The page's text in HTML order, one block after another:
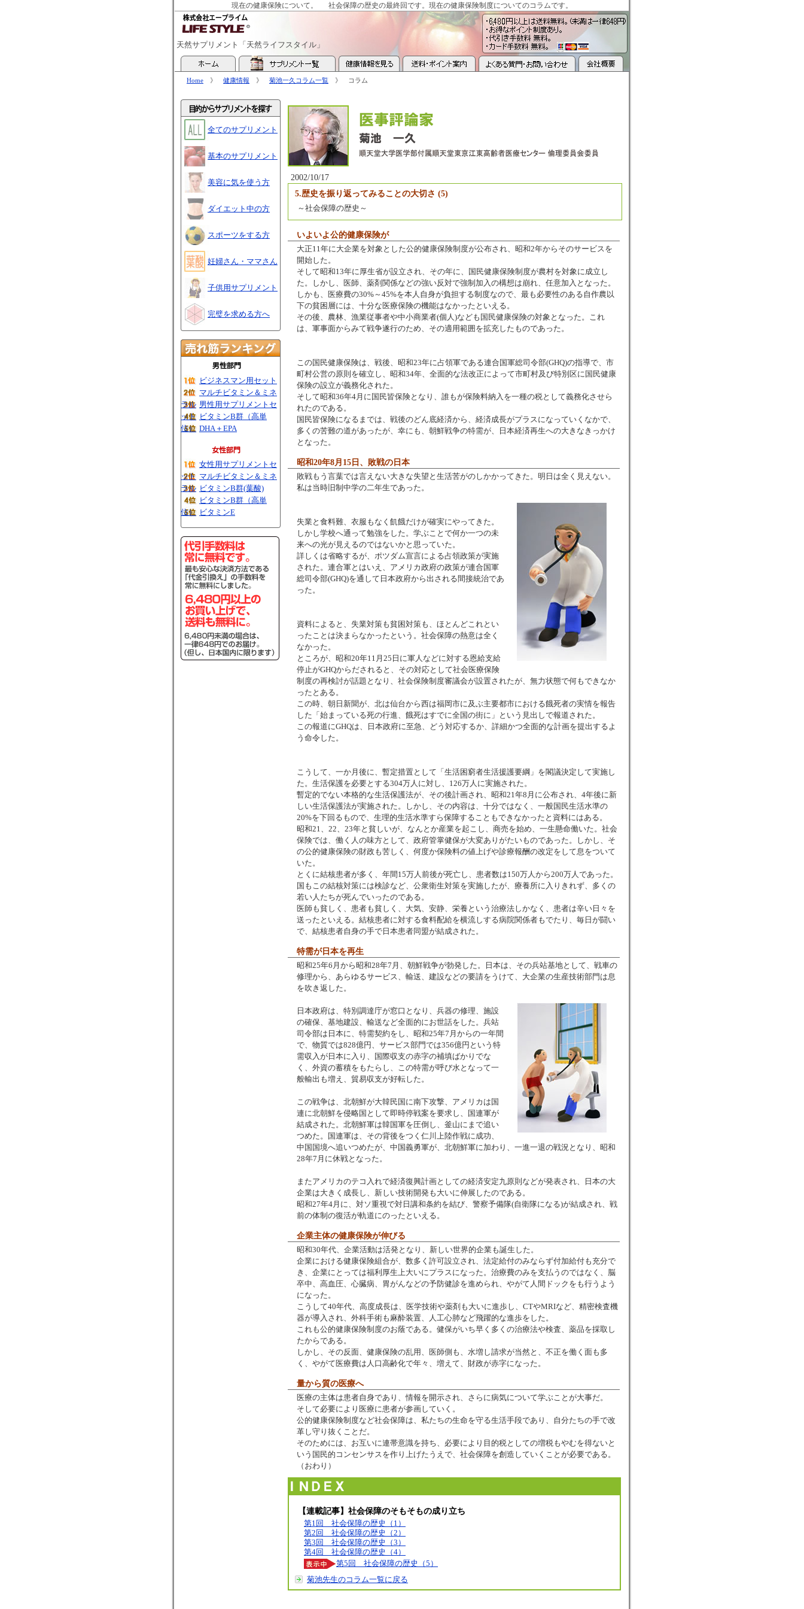
現在の健康保険について。 社会保障の歴史の最終回です。現在の健康保険制度についてのコラムです。
天然サプリメント「天然ライフスタイル」
Home 》 健康情報 》 菊池一久コラム一覧 》 コラム
2002/10/17
5.歴史を振り返ってみることの大切さ (5)
～社会保障の歴史～
いよいよ公的健康保険が
大正11年に大企業を対象とした公的健康保険制度が公布され、昭和2年からそのサービスを
開始した。
そして昭和13年に厚生省が設立され、その年に、国民健康保険制度が農村を対象に成立し
た。しかし、医師、薬剤関係などの強い反対で強制加入の構想は崩れ、任意加入となった。
しかも、医療費の30%～45%を本人自身が負担する制度なので、最も必要性のある自作農以
下の貧困層には、十分な医療保険の機能はなかったといえる。
その後、農林、漁業従事者や中小商業者(個人)なども国民健康保険の対象となった。これ
は、軍事面からみて戦争遂行のため、その適用範囲を拡充したものであった。
この国民健康保険は、戦後、昭和23年に占領軍である連合国軍総司令部(GHQ)の指導で、市
町村公営の原則を確立し、昭和34年、全面的な法改正によって市町村及び特別区に国民健康
保険の設立が義務化された。
そして昭和36年4月に国民皆保険となり、誰もが保険料納入を一種の税として義務化させら
れたのである。
国民皆保険になるまでは、戦後のどん底経済から、経済成長がプラスになっていくなかで、
多くの苦難の道があったが、幸にも、朝鮮戦争の特需が、日本経済再生への大きなきっかけ
となった。
昭和20年8月15日、敗戦の日本
敗戦もう言葉では言えない大きな失望と生活苦がのしかかってきた。明日は全く見えない。
私は当時旧制中学の二年生であった。
失業と食料難、衣服もなく飢餓だけが確実にやってきた。
しかし学校へ通って勉強をした。学ぶことで何か一つの未
来への光が見えるのではないかと思っていた。
詳しくは省略するが、ポツダム宣言による占領政策が実施
された。連合軍とはいえ、アメリカ政府の政策が連合国軍
総司令部(GHQ)を通して日本政府から出される間接統治であ
った。
資料によると、失業対策も貧困対策も、ほとんどこれとい
ったことは決まらなかったという。社会保障の熱意は全く
なかった。
ところが、昭和20年11月25日に軍人などに対する恩給支給
停止がGHQからだされると、その対応として社会医療保険
制度の再検討が話題となり、社会保険制度審議会が設置されたが、無力状態で何もできなか
ったとある。
この時、朝日新聞が、北は仙台から西は福岡市に及ぶ主要都市における餓死者の実情を報告
した「始まっている死の行進、餓死はすでに全国の街に」という見出しで報道された。
この報道にGHQは、日本政府に至急、どう対応するか、詳細かつ全面的な計画を提出するよ
う命令した。
こうして、一か月後に、暫定措置として「生活困窮者生活援護要綱」を閣議決定して実施し
た。生活保護を必要とする304万人に対し、126万人に実施された。
暫定的でない本格的な生活保護法が、その後計画され、昭和21年8月に公布され、4年後に新
しい生活保護法が実施された。しかし、その内容は、十分ではなく、一般国民生活水準の
20%を下回るもので、生理的生活水準すら保障することもできなかったと資料にはある。
昭和21、22、23年と貧しいが、なんとか産業を起こし、商売を始め、一生懸命働いた。社会
保険では、働く人の味方として、政府管掌健保が大変ありがたいものであった。しかし、そ
の公的健康保険の財政も苦しく、何度か保険料の値上げや診療報酬の改定をして息をついて
いた。
とくに結核患者が多く、年間15万人前後が死亡し、患者数は150万人から200万人であった。
国もこの結核対策には検診など、公衆衛生対策を実施したが、療養所に入りきれず、多くの
若い人たちが死んでいったのである。
医師も貧しく、患者も貧しく、大気、安静、栄養という治療法しかなく、患者は辛い日々を
送ったといえる。結核患者に対する食料配給を横流しする病院関係者もでたり、毎日が闘い
で、結核患者自身の手で日本患者同盟が結成された。
特需が日本を再生
昭和25年6月から昭和28年7月、朝鮮戦争が勃発した。日本は、その兵站基地として、戦車の
修理から、あらゆるサービス、輸送、建設などの要請をうけて、大企業の生産技術部門は息
を吹き返した。
日本政府は、特別調達庁が窓口となり、兵器の修理、施設
の確保、基地建設、輸送など全面的にお世話をした。兵站
司令部は日本に、特需契約をし、昭和25年7月からの一年間
で、物質では828億円、サービス部門では356億円という特
需収入が日本に入り、国際収支の赤字の補填ばかりでな
く、外資の蓄積をもたらし、この特需が呼び水となって一
般輸出も増え、貿易収支が好転した。
この戦争は、北朝鮮が大韓民国に南下攻撃、アメリカは国
連に北朝鮮を侵略国として即時停戦案を要求し、国連軍が
結成された。北朝鮮軍は韓国軍を圧倒し、釜山にまで追い
つめた。国連軍は、その背後をつく仁川上陸作戦に成功、
中国国境へ追いつめたが、中国義勇軍が、北朝鮮軍に加わり、一進一退の戦況となり、昭和
28年7月に休戦となった。
またアメリカのテコ入れで経済復興計画としての経済安定九原則などが発表され、日本の大
企業は大きく成長し、新しい技術開発も大いに伸展したのである。
昭和27年4月に、対ソ重視で対日講和条約を結び、警察予備隊(自衛隊になる)が結成され、戦
前の体制の復活が軌道にのったといえる。
企業主体の健康保険が伸びる
昭和30年代、企業活動は活発となり、新しい世界的企業も誕生した。
企業における健康保険組合が、数多く許可設立され、法定給付のみならず付加給付も充分で
き、企業にとっては福利厚生上大いにプラスになった。治療費のみを支払うのではなく、脳
卒中、高血圧、心臓病、胃がんなどの予防健診を進められ、やがて人間ドックをも行うよう
になった。
こうして40年代、高度成長は、医学技術や薬剤も大いに進歩し、CTやMRIなど、精密検査機
器が導入され、外科手術も麻酔装置、人工心肺など飛躍的な進歩をした。
これも公的健康保険制度のお蔭である。健保がいち早く多くの治療法や検査、薬品を採取し
たからである。
しかし、その反面、健康保険の乱用、医師側も、水増し請求が当然と、不正を働く面も多
く、やがて医療費は人口高齢化で年々、増えて、財政が赤字になった。
量から質の医療へ
医療の主体は患者自身であり、情報を開示され、さらに病気について学ぶことが大事だ。
そして必要により医療に患者が参画していく。
公的健康保険制度など社会保障は、私たちの生命を守る生活手段であり、自分たちの手で改
革し守り抜くことだ。
そのためには、お互いに連帯意識を持ち、必要により目的税としての増税もやむを得ないと
いう国民的コンセンサスを作り上げたうえで、社会保障を創造していくことが必要である。
（おわり）
【連載記事】 社会保障のそもそもの成り立ち
第1回 社会保障の歴史（1）
第2回 社会保障の歴史（2）
第3回 社会保障の歴史（3）
第4回 社会保障の歴史（4）
第5回 社会保障の歴史（5）
菊池先生のコラム一覧に戻る
全てのサプリメント
基本のサプリメント
美容に気を使う方
ダイエット中の方
スポーツをする方
妊婦さん・ママさん
子供用サプリメント
完璧を求める方へ
ビジネスマン用セット
マルチビタミン＆ミネ
ラル 男性用サプリメントセ
ット ビタミンB群（高単
位） DHA＋EPA
女性用サプリメントセ
ット マルチビタミン＆ミネ
ラル ビタミンB群(葉酸)
ビタミンB群（高単
位） ビタミンE